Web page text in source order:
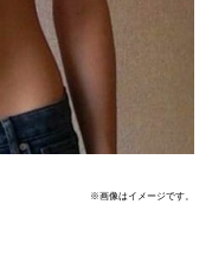
※画像はイメージです。